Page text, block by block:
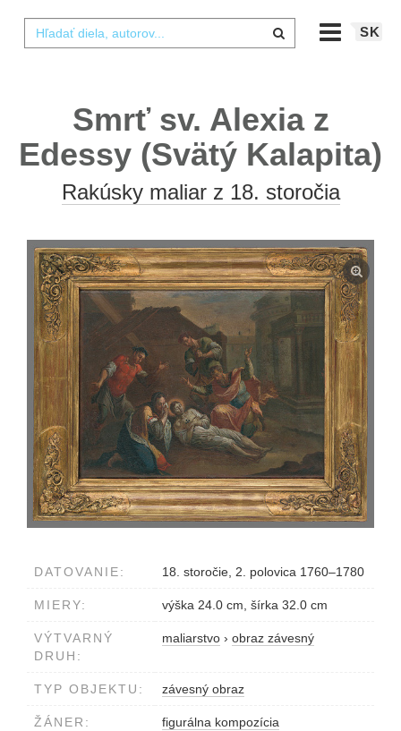
SK
Smrť sv. Alexia z
Edessy (Svätý Kalapita)
Rakúsky maliar z 18. storočia
DATOVANIE: 18. storočie, 2. polovica 1760–1780
MIERY: výška 24.0 cm, šírka 32.0 cm
VÝTVARNÝ
DRUH:
maliarstvo › obraz závesný
TYP OBJEKTU: závesný obraz
ŽÁNER: figurálna kompozícia